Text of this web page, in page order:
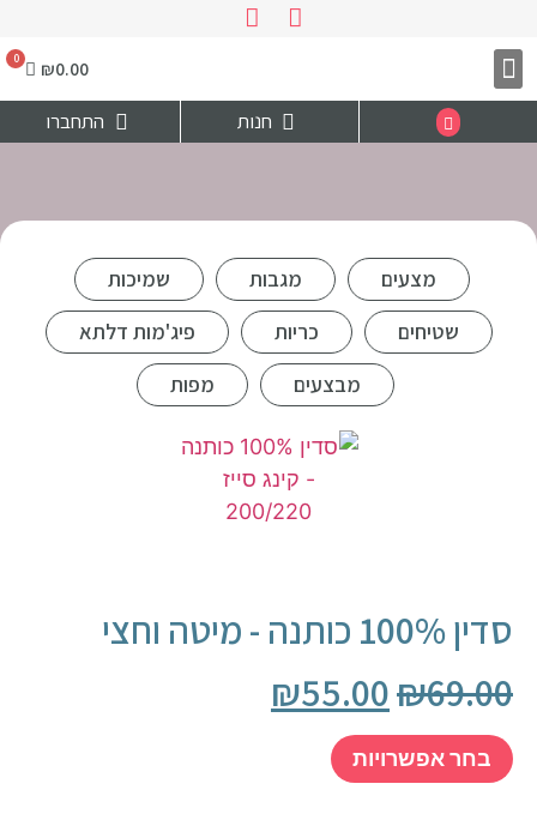
₪0.00
חנות התחברו
מצעים מגבות
שמיכות
שטיחים
כריות
פיג'מות דלתא
מבצעים
מפות
סדין 100% כותנה - מיטה וחצי
₪69.00
₪55.00
בחר אפשרויות